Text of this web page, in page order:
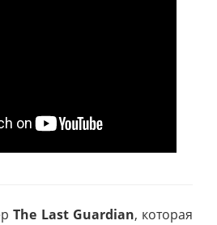
The Last Guardian, которая